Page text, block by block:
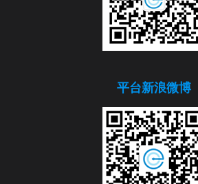
平台新浪微博